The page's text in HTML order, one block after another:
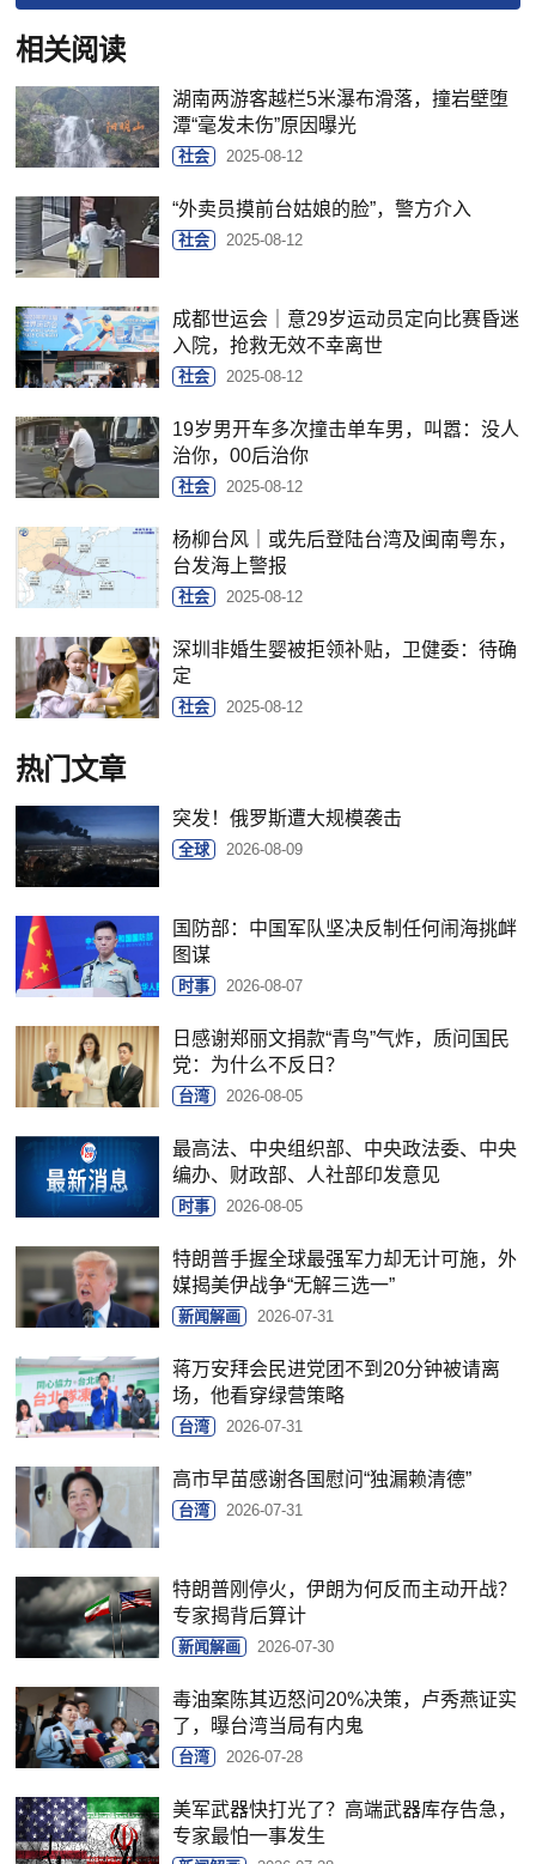
相关阅读
湖南两游客越栏5米瀑布滑落，撞岩壁堕
潭“毫发未伤”原因曝光
社会 2025-08-12
“外卖员摸前台姑娘的脸”，警方介入
社会 2025-08-12
成都世运会｜意29岁运动员定向比赛昏迷
入院，抢救无效不幸离世
社会 2025-08-12
19岁男开车多次撞击单车男，叫嚣：没人
治你，00后治你
社会 2025-08-12
杨柳台风｜或先后登陆台湾及闽南粤东，
台发海上警报
社会 2025-08-12
深圳非婚生婴被拒领补贴，卫健委：待确
定
社会 2025-08-12
热门文章
突发！俄罗斯遭大规模袭击
全球 2026-08-09
国防部：中国军队坚决反制任何闹海挑衅
图谋
时事 2026-08-07
日感谢郑丽文捐款“青鸟”气炸，质问国民
党：为什么不反日？
台湾 2026-08-05
最高法、中央组织部、中央政法委、中央
编办、财政部、人社部印发意见
时事 2026-08-05
特朗普手握全球最强军力却无计可施，外
媒揭美伊战争“无解三选一”
新闻解画 2026-07-31
蒋万安拜会民进党团不到20分钟被请离
场，他看穿绿营策略
台湾 2026-07-31
高市早苗感谢各国慰问“独漏赖清德”
台湾 2026-07-31
特朗普刚停火，伊朗为何反而主动开战？
专家揭背后算计
新闻解画 2026-07-30
毒油案陈其迈怒问20%决策，卢秀燕证实
了，曝台湾当局有内鬼
台湾 2026-07-28
美军武器快打光了？高端武器库存告急，
专家最怕一事发生